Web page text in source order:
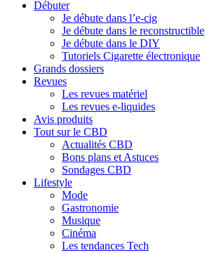
Débuter
Je débute dans l’e-cig
Je débute dans le reconstructible
Je débute dans le DIY
Tutoriels Cigarette électronique
Grands dossiers
Revues
Les revues matériel
Les revues e-liquides
Avis produits
Tout sur le CBD
Actualités CBD
Bons plans et Astuces
Sondages CBD
Lifestyle
Mode
Gastronomie
Musique
Cinéma
Les tendances Tech